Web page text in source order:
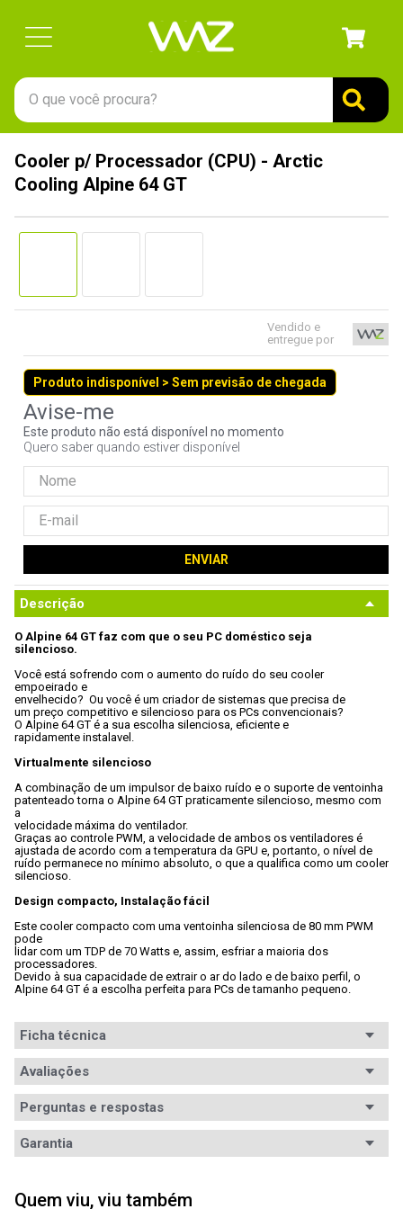
O que você procura?
Cooler p/ Processador (CPU) - Arctic
Cooling Alpine 64 GT
Vendido e
entregue por
Produto indisponível > Sem previsão de chegada
Este produto não está disponível no momento
Quero saber quando estiver disponível
ENVIAR
Descrição
O Alpine 64 GT faz com que o seu PC doméstico seja
silencioso.
Você está sofrendo com o aumento do ruído do seu cooler
empoeirado e
envelhecido?  Ou você é um criador de sistemas que precisa de
um preço competitivo e silencioso para os PCs convencionais?
O Alpine 64 GT é a sua escolha silenciosa, eficiente e
rapidamente instalavel.
Virtualmente silencioso
A combinação de um impulsor de baixo ruído e o suporte de ventoinha
patenteado torna o Alpine 64 GT praticamente silencioso, mesmo com
a
velocidade máxima do ventilador.
Graças ao controle PWM, a velocidade de ambos os ventiladores é
ajustada de acordo com a temperatura da GPU e, portanto, o nível de
ruído permanece no mínimo absoluto, o que a qualifica como um cooler
silencioso.
Design compacto, Instalação fácil
Este cooler compacto com uma ventoinha silenciosa de 80 mm PWM
pode
lidar com um TDP de 70 Watts e, assim, esfriar a maioria dos
processadores.
Devido à sua capacidade de extrair o ar do lado e de baixo perfil, o
Alpine 64 GT é a escolha perfeita para PCs de tamanho pequeno.
Ficha técnica
Conteúdo da
embalagem
Tipo Refrigeração ativa
Socket AM2, AM2+, AM3, AM3+, AM4, FM1, FM2, FM2+
75W
Avaliações
Avaliações
5 estrelas
Perguntas e respostas
Garantia
Quem viu, viu também
1º
gabinete
3º
teclado
5º
openbox
7º
jonsbo
8º
fractal
controle
10º hd